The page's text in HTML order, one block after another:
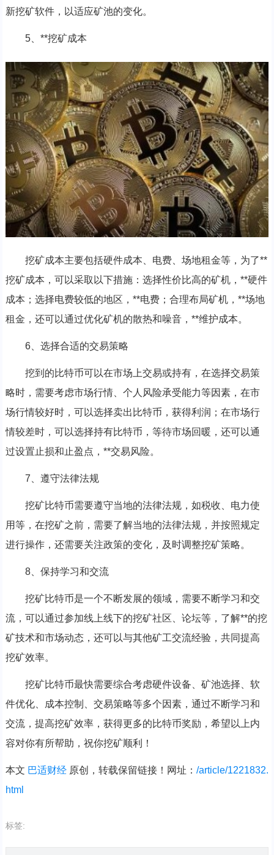
新挖矿软件，以适应矿池的变化。
5、**挖矿成本
挖矿成本主要包括硬件成本、电费、场地租金等，为了**
挖矿成本，可以采取以下措施：选择性价比高的矿机，**硬件
成本；选择电费较低的地区，**电费；合理布局矿机，**场地
租金，还可以通过优化矿机的散热和噪音，**维护成本。
6、选择合适的交易策略
挖到的比特币可以在市场上交易或持有，在选择交易策
略时，需要考虑市场行情、个人风险承受能力等因素，在市
场行情较好时，可以选择卖出比特币，获得利润；在市场行
情较差时，可以选择持有比特币，等待市场回暖，还可以通
过设置止损和止盈点，**交易风险。
7、遵守法律法规
挖矿比特币需要遵守当地的法律法规，如税收、电力使
用等，在挖矿之前，需要了解当地的法律法规，并按照规定
进行操作，还需要关注政策的变化，及时调整挖矿策略。
8、保持学习和交流
挖矿比特币是一个不断发展的领域，需要不断学习和交
流，可以通过参加线上线下的挖矿社区、论坛等，了解**的挖
矿技术和市场动态，还可以与其他矿工交流经验，共同提高
挖矿效率。
挖矿比特币最快需要综合考虑硬件设备、矿池选择、软
件优化、成本控制、交易策略等多个因素，通过不断学习和
交流，提高挖矿效率，获得更多的比特币奖励，希望以上内
容对你有所帮助，祝你挖矿顺利！
本文 巴适财经原创，转载保留链接！网址： /article/1221832.
html
标签: